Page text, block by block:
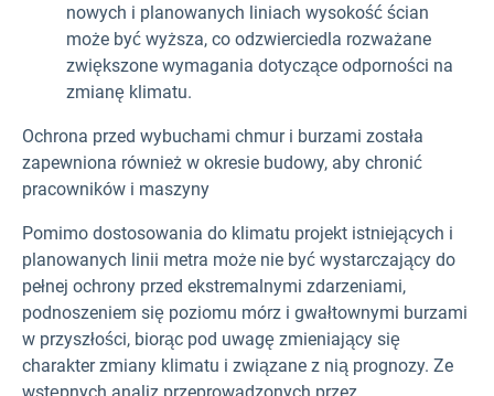
nowych i planowanych liniach wysokość ścian
może być wyższa, co odzwierciedla rozważane
zwiększone wymagania dotyczące odporności na
zmianę klimatu.
Ochrona przed wybuchami chmur i burzami została
zapewniona również w okresie budowy, aby chronić
pracowników i maszyny
Pomimo dostosowania do klimatu projekt istniejących i
planowanych linii metra może nie być wystarczający do
pełnej ochrony przed ekstremalnymi zdarzeniami,
podnoszeniem się poziomu mórz i gwałtownymi burzami
w przyszłości, biorąc pod uwagę zmieniający się
charakter zmiany klimatu i związane z nią prognozy. Ze